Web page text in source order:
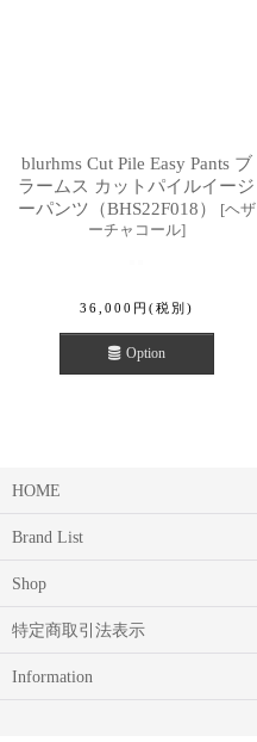
blurhms Cut Pile Easy Pants ブ
ラームス カットパイルイージ
ーパンツ（BHS22F018）
[ヘザ
ーチャコール]
36,000 円 (税別)
Option
HOME
Brand List
Shop
特定商取引法表示
Information